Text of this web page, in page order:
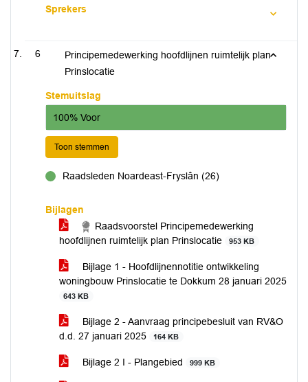
Sprekers
6
Principemedewerking hoofdlijnen ruimtelijk plan
Prinslocatie
Stemuitslag
100% Voor
Toon stemmen
Raadsleden Noardeast-Fryslân (26)
Bijlagen
Raadsvoorstel Principemedewerking
hoofdlijnen ruimtelijk plan Prinslocatie
953 KB
Bijlage 1 - Hoofdlijnennotitie ontwikkeling
woningbouw Prinslocatie te Dokkum 28 januari 2025
643 KB
Bijlage 2 - Aanvraag principebesluit van RV&O
d.d. 27 januari 2025
164 KB
Bijlage 2 I - Plangebied 999 KB